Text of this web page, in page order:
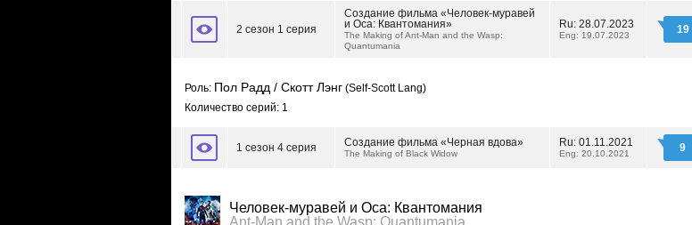
2 сезон 1 серия
Создание фильма «Человек-муравей
и Оса: Квантомания»
The Making of Ant-Man and the Wasp:
Quantumania
Ru: 28.07.2023
Eng: 19.07.2023 19
Роль: Пол Радд / Скотт Лэнг (Self-Scott Lang)
Количество серий: 1
1 сезон 4 серия Создание фильма «Черная вдова»
The Making of Black Widow
Ru: 01.11.2021
Eng: 20.10.2021 9
Человек-муравей и Оса: Квантомания
Ant-Man and the Wasp: Quantumania